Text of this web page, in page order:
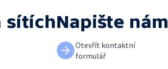
sítíchNapište nám
Otevřít kontaktní
formulář